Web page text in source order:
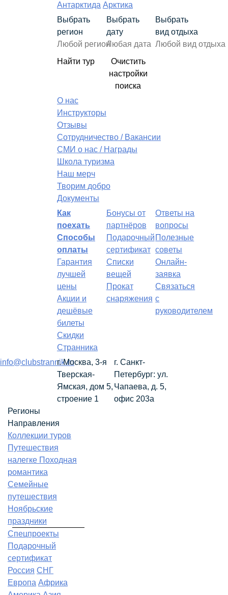
Антарктида Арктика
Выбрать
регион
Выбрать
дату
Выбрать
вид отдыха
Найти тур
Очистить
настройки
поиска
О нас
Инструкторы
Отзывы
Сотрудничество / Вакансии
СМИ о нас / Награды
Школа туризма
Наш мерч
Творим добро
Документы
Как
поехать
Способы
оплаты
Гарантия
лучшей
цены
Акции и
дешёвые
билеты
Скидки
Странника
Бонусы от
партнёров
Подарочный
сертификат
Списки
вещей
Прокат
снаряжения
Ответы на
вопросы
Полезные
советы
Онлайн-
заявка
Связаться
с
руководителем
info@clubstrannik.ruг. Москва, 3-я
Тверская-
Ямская, дом 5,
строение 1
г. Санкт-
Петербург: ул.
Чапаева, д. 5,
офис 203а
Регионы
Направления
Коллекции туров
Путешествия
налегке Походная
романтика
Семейные
путешествия
Ноябрьские
праздники
Спецпроекты
Подарочный
сертификат
Россия СНГ
Европа Африка